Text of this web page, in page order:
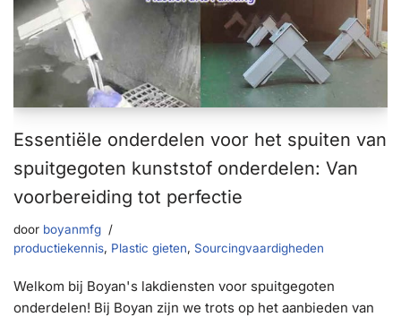
Essentiële onderdelen voor het spuiten van
spuitgegoten kunststof onderdelen: Van
voorbereiding tot perfectie
door boyanmfg
productiekennis, Plastic gieten, Sourcingvaardigheden
Welkom bij Boyan's lakdiensten voor spuitgegoten
onderdelen! Bij Boyan zijn we trots op het aanbieden van